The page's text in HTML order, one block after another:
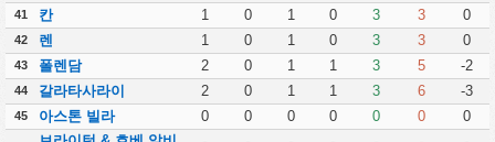
41 칸 1 0 1 0 3 3 0
42 렌 1 0 1 0 3 3 0
43 폴렌담 2 0 1 1 3 5 -2
44 갈라타사라이 2 0 1 1 3 6 -3
45 아스톤 빌라 0 0 0 0 0 0 0